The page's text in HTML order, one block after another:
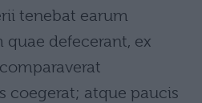
tenebat earum
defecerant, ex
coegerat; atque paucis